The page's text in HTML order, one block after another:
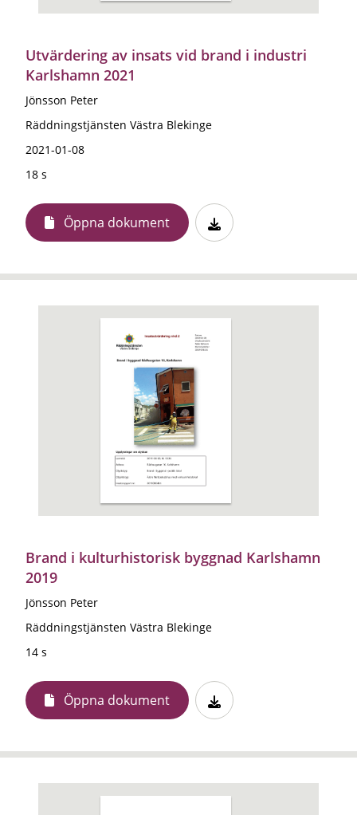
Utvärdering av insats vid brand i industri
Karlshamn 2021
Jönsson Peter
Räddningstjänsten Västra Blekinge
2021-01-08
18 s
Öppna dokument
Brand i kulturhistorisk byggnad Karlshamn
2019
Jönsson Peter
Räddningstjänsten Västra Blekinge
14 s
Öppna dokument